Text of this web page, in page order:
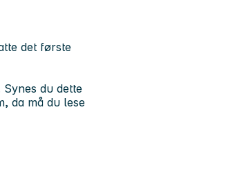
det første
du dette
da må du lese